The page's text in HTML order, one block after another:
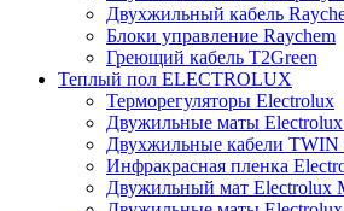
Двухжильный кабель
Блоки управление Raychem
Греющий кабель T2Green
Теплый пол ELECTROLUX
Терморегуляторы Electrolux
Двужильные маты
Двухжильные кабели
Инфракрасная пленка
Двужильный мат Electrolux